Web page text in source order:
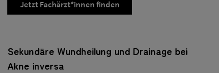
Jetzt Fachärzt*innen finden
Sekundäre Wundheilung und Drainage bei
Akne inversa